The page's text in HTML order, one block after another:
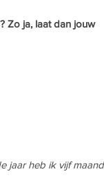
Zo ja, laat dan jouw
jaar heb ik vijf